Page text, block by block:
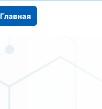
Главная